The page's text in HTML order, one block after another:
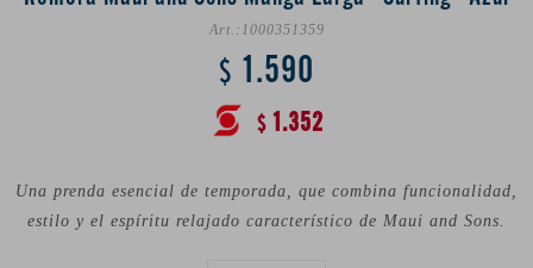
1000351359
$ 1.590
$ 1.352
Una prenda esencial de temporada, que combina funcionalidad,
estilo y el espíritu relajado característico de Maui and Sons.